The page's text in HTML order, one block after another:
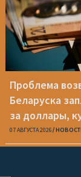
Проблема
Беларуска
за доллары,
07 АВГУСТА 2026